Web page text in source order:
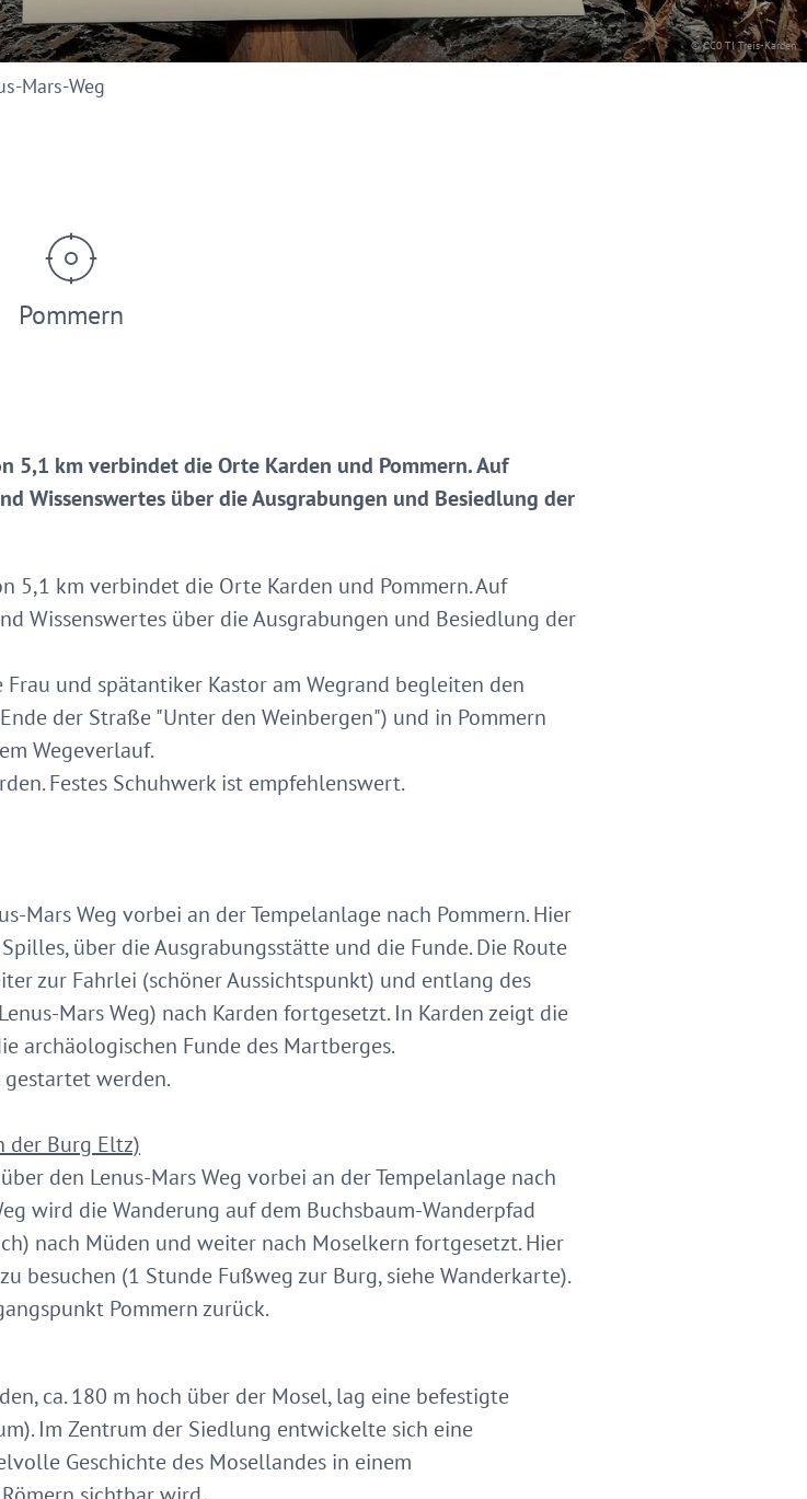
© CC0 TI Treis-Karden
Mars-Weg
Pommern
5,1 km verbindet die Orte Karden und Pommern. Auf
Wissenswertes über die Ausgrabungen und Besiedlung der
5,1 km verbindet die Orte Karden und Pommern. Auf
Wissenswertes über die Ausgrabungen und Besiedlung der
und spätantiker Kastor am Wegrand begleiten den
der Straße "Unter den Weinbergen") und in Pommern
Wegeverlauf.
Festes Schuhwerk ist empfehlenswert.
Mars Weg vorbei an der Tempelanlage nach Pommern. Hier
über die Ausgrabungsstätte und die Funde. Die Route
zur Fahrlei (schöner Aussichtspunkt) und entlang des
Mars Weg) nach Karden fortgesetzt. In Karden zeigt die
archäologischen Funde des Martberges.
gestartet werden.
der Burg Eltz)
den Lenus-Mars Weg vorbei an der Tempelanlage nach
wird die Wanderung auf dem Buchsbaum-Wanderpfad
nach Müden und weiter nach Moselkern fortgesetzt. Hier
besuchen (1 Stunde Fußweg zur Burg, siehe Wanderkarte).
Pommern zurück.
ca. 180 m hoch über der Mosel, lag eine befestigte
Im Zentrum der Siedlung entwickelte sich eine
Geschichte des Mosellandes in einem